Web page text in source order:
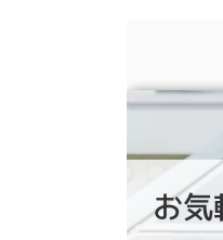
お気